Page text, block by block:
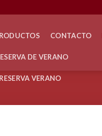
CONTACTO
DE VERANO
VERANO